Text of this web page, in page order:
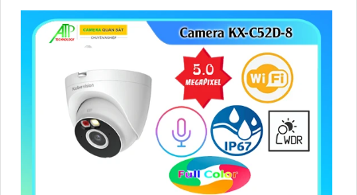
camera hoạt động ổn định trong mọi điều kiện